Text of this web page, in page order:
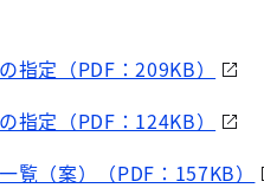
指定（PDF：209KB）
指定（PDF：124KB）
覧（案）（PDF：157KB）